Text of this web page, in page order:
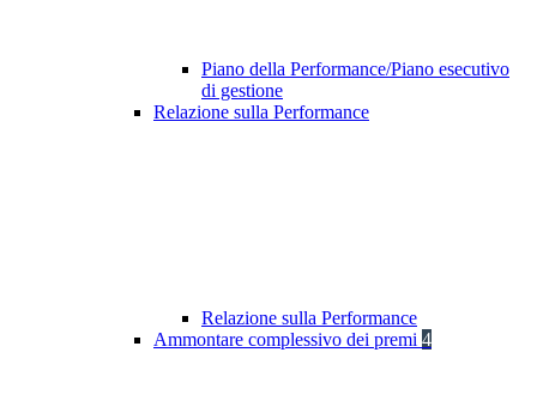
Piano della Performance/Piano esecutivo
di gestione
Relazione sulla Performance
Relazione sulla Performance
Ammontare complessivo dei premi 4